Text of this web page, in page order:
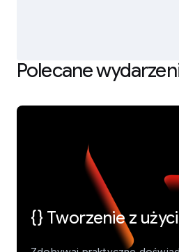
Polecane
{} Tworzenie z